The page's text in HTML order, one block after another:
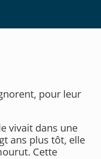
pour leur
vivait dans une
ans plus tôt, elle
Cette